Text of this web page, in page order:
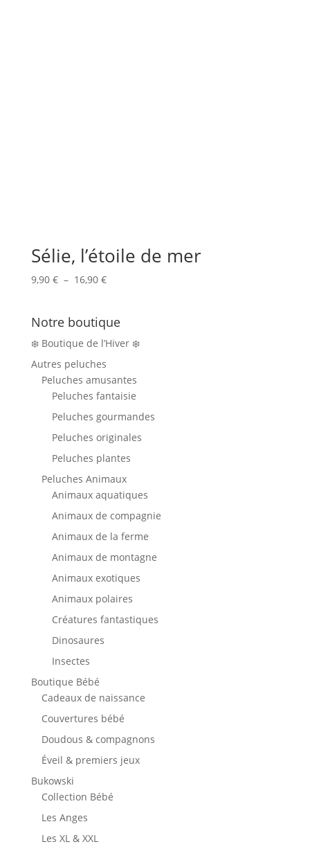
Sélie, l’étoile de mer
9,90 € – 16,90 €Plage
9,90 €
à
Notre boutique
❄️ Boutique de l’Hiver ❄️
Autres peluches
Peluches amusantes
Peluches fantaisie
Peluches gourmandes
Peluches originales
Peluches plantes
Peluches Animaux
Animaux aquatiques
Animaux de compagnie
Animaux de la ferme
Animaux de montagne
Animaux exotiques
Animaux polaires
Créatures fantastiques
Dinosaures
Insectes
Boutique Bébé
Cadeaux de naissance
Couvertures bébé
Doudous & compagnons
Éveil & premiers jeux
Bukowski
Collection Bébé
Les Anges
Les XL & XXL